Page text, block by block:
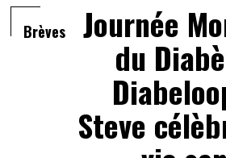
Brèves Journée
du
Steve